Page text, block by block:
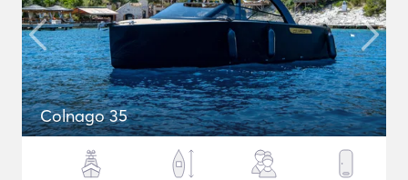
Colnago 35